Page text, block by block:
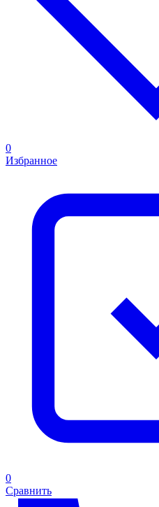
0
Избранное
0
Сравнить